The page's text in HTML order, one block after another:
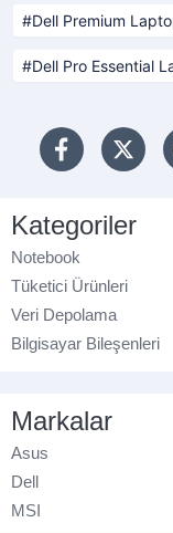
Dell Premium
Dell Pro Essential
Kategoriler
Notebook
Tüketici Ürünleri
Veri Depolama
Bilgisayar Bileşenleri
Markalar
Asus
Dell
MSI